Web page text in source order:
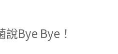
Bye Bye！